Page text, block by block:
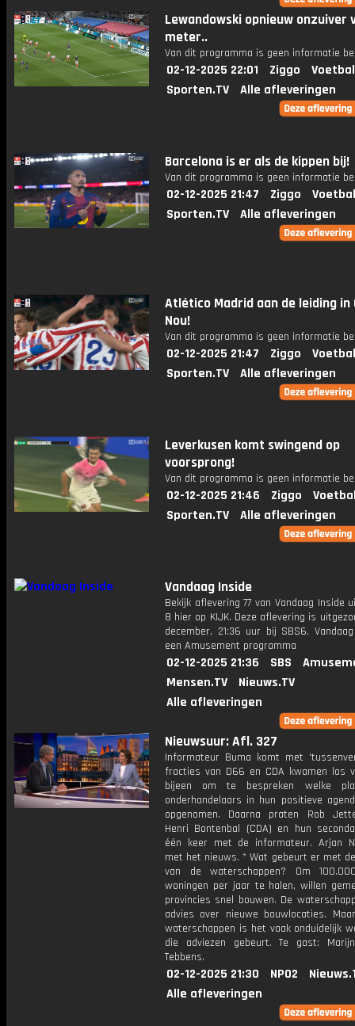
Lewandowski opnieuw onzuiver
meter..
Van dit programma is geen informatie
02-12-2025 22:01 Ziggo
Sporten.TV
Alle afleveringen
Barcelona is er als de kippen bij!
Van dit programma is geen informatie
02-12-2025 21:47 Ziggo
Sporten.TV
Alle afleveringen
Atlético Madrid aan de leiding in
Nou!
Van dit programma is geen informatie
02-12-2025 21:47 Ziggo
Sporten.TV
Alle afleveringen
Leverkusen komt swingend op
voorsprong!
Van dit programma is geen informatie
02-12-2025 21:46 Ziggo
Sporten.TV
Alle afleveringen
Vandaag Inside
Bekijk aflevering 77 van Vandaag Inside
8 hier op KIJK. Deze aflevering is
december, 21:36 uur bij SBS6.
een Amusement programma
02-12-2025 21:36 SBS
Mensen.TV
Nieuws.TV
Alle afleveringen
Nieuwsuur: Afl. 327
Informateur Buma komt met
fracties van D66 en CDA kwamen los
bijeen om te bespreken welke
onderhandelaars in hun positieve
opgenomen. Daarna praten Rob
Henri Bontenbal (CDA) en hun
één keer met de informateur. Arjan
met het nieuws. * Wat gebeurt er met
van de waterschappen? Om
woningen per jaar te halen, willen
provincies snel bouwen. De
advies over nieuwe bouwlocaties.
waterschappen is het vaak onduidelijk
die adviezen gebeurt. Te gast:
Tebbens.
02-12-2025 21:30 NPO2
Alle afleveringen